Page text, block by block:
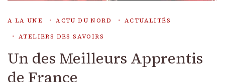
A LA UNE ACTU DU NORD
ACTUALITÉS
ATELIERS DES SAVOIRS
Un des Meilleurs Apprentis
de France